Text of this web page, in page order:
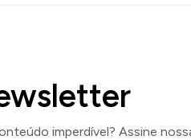
imperdível? Assine